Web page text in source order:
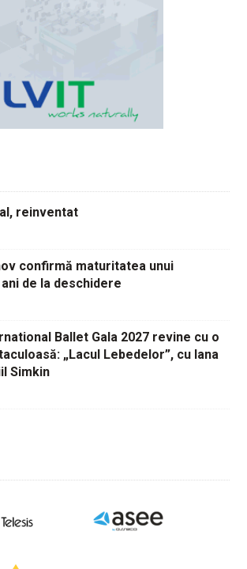
reinventat
confirmă maturitatea unui
de la deschidere
Ballet Gala 2027 revine cu o
„Lacul Lebedelor”, cu Iana
Simkin